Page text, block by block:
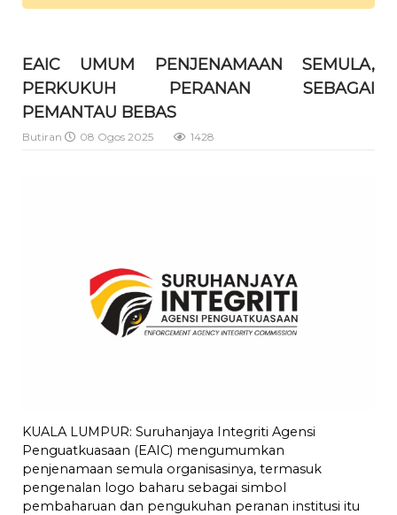
EAIC UMUM PENJENAMAAN SEMULA,
PERKUKUH PERANAN SEBAGAI
PEMANTAU BEBAS
Butiran 08 Ogos 2025 1428
KUALA LUMPUR: Suruhanjaya Integriti Agensi
Penguatkuasaan (EAIC) mengumumkan
penjenamaan semula organisasinya, termasuk
pengenalan logo baharu sebagai simbol
pembaharuan dan pengukuhan peranan institusi itu